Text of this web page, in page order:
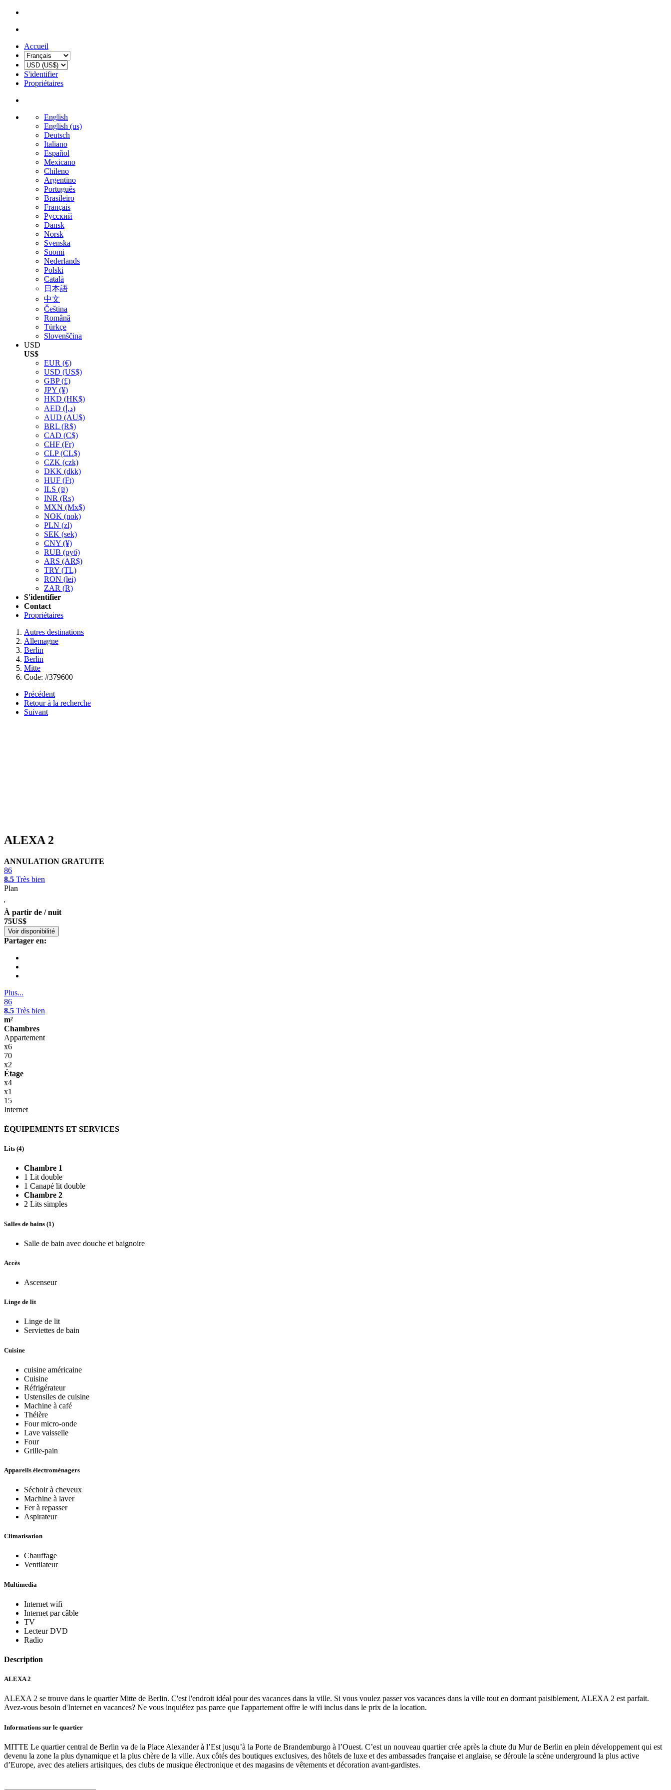
Accueil
S'identifier
Propriétaires
English
English (us)
Deutsch
Italiano
Español
Mexicano
Chileno
Argentino
Português
Brasileiro
Français
Русский
Dansk
Norsk
Svenska
Suomi
Nederlands
Polski
Català
日本語
中文
Čeština
Română
Türkçe
Slovenščina
USD
US$
EUR (€)
USD (US$)
GBP(£)
JPY (¥)
HKD (HK$)
AED
(د.إ)
AUD (AU$)
BRL (R$)
CAD (C$)
CHF (Fr)
CLP(CL$)
CZK (czk)
DKK (dkk)
HUF (Ft)
ILS (₪)
INR (₨)
MXN (Mx$)
NOK (nok)
PLN (zl)
SEK (sek)
CNY (¥)
RUB (руб)
ARS (AR$)
TRY (TL)
RON (lei)
ZAR (R)
S'identifier
Contact
Propriétaires
Autres destinations
Allemagne
Berlin
Berlin
Mitte
Code: #379600
Précédent
Retour à la recherche
Suivant
ALEXA 2
ANNULATION GRATUITE
86
8.5 Très bien
Plan
'
À partir de / nuit
75US$
Voir disponibilité
Partager en:
Plus...
86
8.5 Très bien
m²
Chambres
Appartement
x6
70
x2
Étage
x4
x1
15
Internet
ÉQUIPEMENTS ET SERVICES
Lits (4)
Chambre 1
1 Lit double
1 Canapé lit double
Chambre 2
2 Lits simples
Salles de bains (1)
Salle de bain avec douche et baignoire
Accès
Ascenseur
Linge de lit
Linge de lit
Serviettes de bain
Cuisine
cuisine américaine
Cuisine
Réfrigérateur
Ustensiles de cuisine
Machine à café
Théière
Four micro-onde
Lave vaisselle
Four
Grille-pain
Appareils électroménagers
Séchoir à cheveux
Machine à laver
Fer à repasser
Aspirateur
Climatisation
Chauffage
Ventilateur
Multimedia
Internet wifi
Internet par câble
TV
Lecteur DVD
Radio
Description
ALEXA 2
ALEXA 2 se trouve dans le quartier Mitte de Berlin. C'est l'endroit idéal pour des vacances dans la ville. Si vous voulez passer vos vacances dans la ville tout en dormant paisiblement, ALEXA 2 est parfait.
Avez-vous besoin d'Internet en vacances? Ne vous inquiétez pas parce que l'appartement offre le wifi inclus dans le prix de la location.
Informations sur le quartier
MITTE Le quartier central de Berlin va de la Place Alexander à l’Est jusqu’à la Porte de Brandemburgo à l’Ouest. C’est un nouveau quartier crée après la chute du Mur de Berlin en plein développement qui est
devenu la zone la plus dynamique et la plus chère de la ville. Aux côtés des boutiques exclusives, des hôtels de luxe et des ambassades française et anglaise, se déroule la scène underground la plus active
d’Europe, avec des ateliers artisitques, des clubs de musique électronique et des magasins de vêtements et décoration avant-gardistes.